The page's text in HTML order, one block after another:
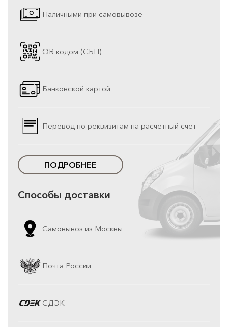
Наличными при самовывозе
QR кодом (СБП)
Банковской картой
Перевод по реквизитам на расчетный счет
ПОДРОБНЕЕ
Способы доставки
Самовывоз из Москвы
Почта России
СДЭК